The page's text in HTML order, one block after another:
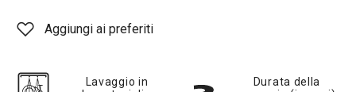
Aggiungi ai preferiti
Lavaggio in
Durata della